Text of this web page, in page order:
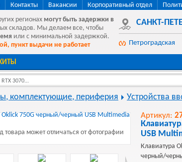
Контакты Вакансии Корпоративный отдел
регионах могут быть задержки в
складов. Мы делаем все, чтобы
или с минимальной задержкой.
пункт выдачи не работает
САНКТ-
Петроградская
3070...
комплектующие, периферия Устройства
товара может отличаться от фотографии
Артикул:
USB
Клавиатура
черный/